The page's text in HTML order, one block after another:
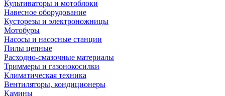
Культиваторы и мотоблоки
Навесное оборудование
Кусторезы и электроножницы
Мотобуры
Насосы и насосные станции
Пилы цепные
Расходно-смазочные материалы
Триммеры и газонокосилки
Климатическая техника
Вентиляторы, кондиционеры
Камины